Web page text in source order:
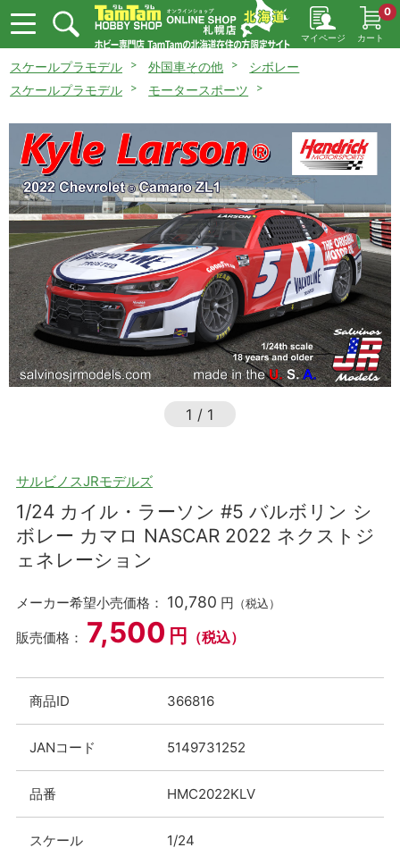
マイページ カート
0
スケールプラモデル 外国車その他
シボレー
スケールプラモデル
モータースポーツ
1 / 1
サルビノスJRモデルズ
1/24 カイル・ラーソン #5 バルボリン シ
ボレー カマロ NASCAR 2022 ネクストジ
ェネレーション
メーカー希望小売価格： 10,780 円 （税込）
販売価格： 7,500 円 （税込）
商品ID 366816
JANコード 5149731252
品番 HMC2022KLV
スケール 1/24